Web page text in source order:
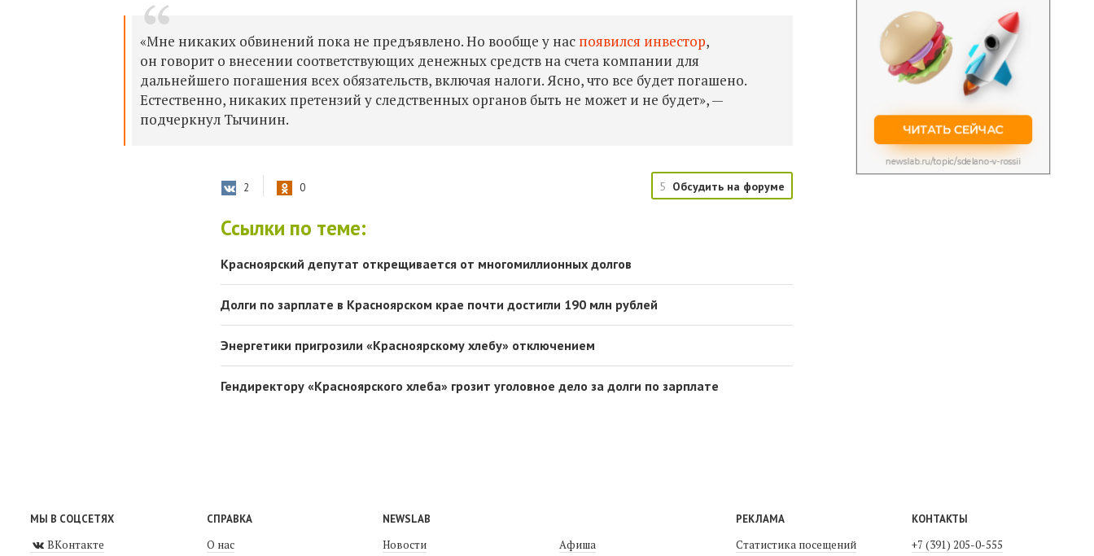
«Мне никаких обвинений пока не предъявлено. Но вообще у нас появился инвестор,
он говорит о внесении соответствующих денежных средств на счета компании для
дальнейшего погашения всех обязательств, включая налоги. Ясно, что все будет погашено.
Естественно, никаких претензий у следственных органов быть не может и не будет», —
подчеркнул Тычинин.
2 0 5 Обсудить на форуме
Ссылки по теме:
Красноярский депутат открещивается от многомиллионных долгов
Долги по зарплате в Красноярском крае почти достигли 190 млн рублей
Энергетики пригрозили «Красноярскому хлебу» отключением
Гендиректору «Красноярского хлеба» грозит уголовное дело за долги по зарплате
МЫ В СОЦСЕТЯХ
ВКонтакте
СПРАВКА
О нас
NEWSLAB
Новости Афиша
РЕКЛАМА
Статистика посещений
КОНТАКТЫ
+7 (391) 205-0-555